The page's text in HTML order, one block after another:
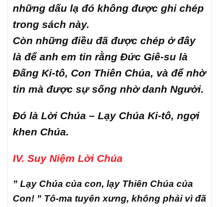
những dấu lạ đó không được ghi chép
trong sách này.
Còn những điều đã được chép ở đây
là để anh em tin rằng Đức Giê-su là
Đấng Ki-tô, Con Thiên Chúa, và để nhờ
tin mà được sự sống nhờ danh Người.
Đó là Lời Chúa – Lạy Chúa Ki-tô, ngợi
khen Chúa.
IV. Suy Niệm Lời Chúa
” Lạy Chúa của con, lạy Thiên Chúa của
Con! ” Tô-ma tuyên xưng, không phải vì đã